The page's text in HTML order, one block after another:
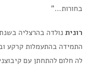
בחורות…"
רונית
התמידה בהתעמלות קרקע
לה חלום להתחתן עם